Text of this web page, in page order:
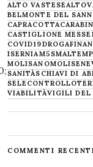
ALTO VASTESE
BELMONTE DEL
CAPRACOTTA
CASTIGLIONE
COVID19DROGA
ISERNIAM5S
MOLISANOMOLISE
SANITÀSCHIAVI DI
SELECONTROLLO
VIABILITÀVIGILI DEL
COMMENTI